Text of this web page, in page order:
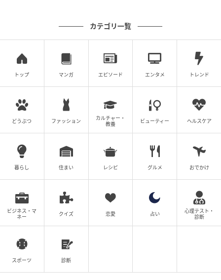
カテゴリ一覧
トップ マンガ エピソード エンタメ トレンド
どうぶつ ファッション
カルチャー・
教養
ビューティー ヘルスケア
暮らし 住まい レシピ グルメ おでかけ
ビジネス・マ
ネー
クイズ 恋愛 占い
心理テスト・
診断
スポーツ 診断